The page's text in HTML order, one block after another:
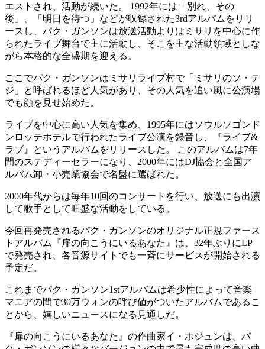
エストされ、活動が続いた。 1992年には「別れ、その
後」、「明日を待つ」などが収録された3rdアルバムをリリ
ースし、パク・ガンソンは放送活動よりはミサリを中心に作
られたライブ舞台で主に活動し、そこを主な活動領域としな
がら本格的な全盛期を迎える。
ここでパク・ガンソンはミサリライブ村で「ミサリのソ・テ
ジ」と呼ばれるほど人気があり、その人気を追い風に公演場
でも顔を見せ始めた。
ライブを中心に高い人気を集め、1995年にはソウルソゴンド
ンロッテホテルで行われたライブ公演を録音し、『ライブ&
ラブ』というアルバムをリリースした。 このアルバムは7年
間のステディーセラーになり、2000年にはDJ協会と全国ア
ルバム卸・小売業協会で名盤に選ばれた。
2000年代からは毎年10回のコンサートを行い、放送にも出演
して歌手として旺盛な活動をしている。
今回再発売されるパク・ガンソンのオリジナル正規ファース
トアルバム『扉の向こうにいるあなた』は、32年ぶりにLP
で発売され、各音源サイトでも一斉にサービスが開始される
予定だ。
これまでパク・ガンソン1stアルバムは希少性によって音楽
マニアの間で30万ウォンの呼び値がついたアルバムであるこ
とから、嬉しいニュースになる見通しだ。
『扉の向こうにいるあなた』の作曲家イ・ホジュンは、パ